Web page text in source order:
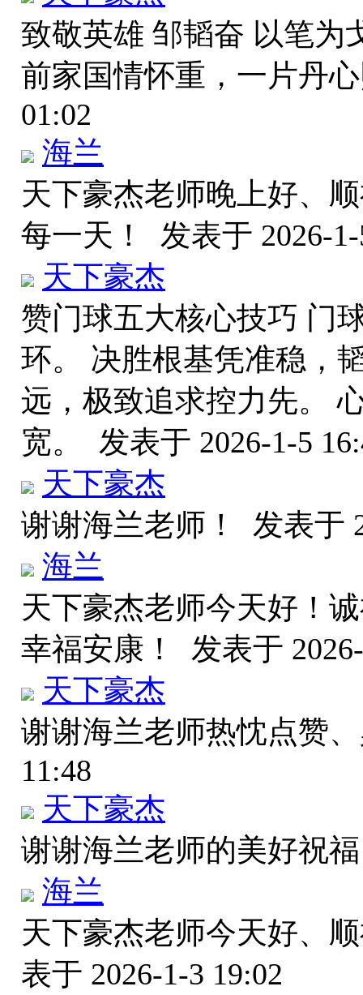
致敬英雄 邹韬奋 以笔为
前家国情怀重，一片丹
01:02
海兰
天下豪杰老师晚上好、
每一天！ 发表于 2026-
天下豪杰
赞门球五大核心技巧 门
环。 决胜根基凭准稳，
远，极致追求控力先。
宽。 发表于 2026-1-5
天下豪杰
谢谢海兰老师！ 发表于
海兰
天下豪杰老师今天好！
幸福安康！ 发表于
天下豪杰
谢谢海兰老师热忱点赞
11:48
天下豪杰
谢谢海兰老师的美好祝
海兰
天下豪杰老师今天好、
表于 2026-1-3 19:02